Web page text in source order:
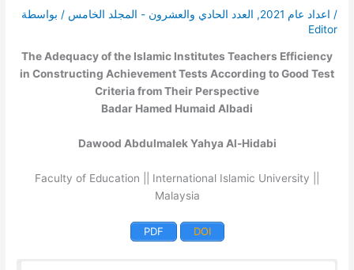
/ اعداد عام 2021 , العدد الحادي والعشرون - المجلد الخامس / بواسطة
Editor
The Adequacy of the Islamic Institutes Teachers Efficiency
in Constructing Achievement Tests According to Good Test
Criteria from Their Perspective
Badar Hamed Humaid Albadi
Dawood Abdulmalek Yahya Al-Hidabi
Faculty of Education || International Islamic University ||
Malaysia
DOI
PDF